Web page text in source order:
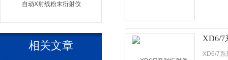
自动X射线粉末衍射仪
相关文章
XD6/7
XD6/7系